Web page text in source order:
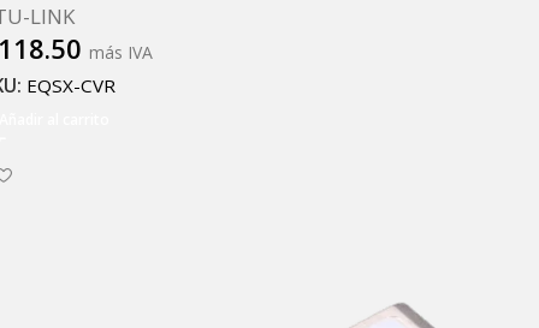
LINK
más IVA
EQSX-CVR